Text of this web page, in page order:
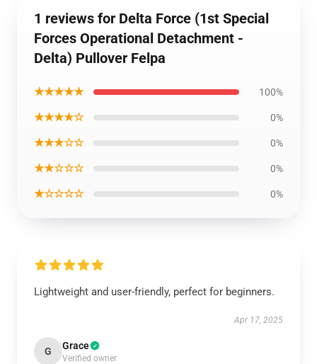
1 reviews for Delta Force (1st Special
Forces Operational Detachment -
Delta) Pullover Felpa
★★★★★ 100%
★★★★☆ 0%
★★★☆☆ 0%
★★☆☆☆ 0%
★☆☆☆☆ 0%
Lightweight and user-friendly, perfect for beginners.
Apr 17, 2025
G Grace
Verified owner